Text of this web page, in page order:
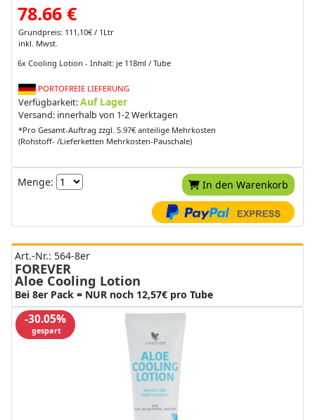
78.66 €
Grundpreis: 111,10€ / 1Ltr
inkl. Mwst.
6x Cooling Lotion - Inhalt: je 118ml / Tube
PORTOFREIE LIEFERUNG
Verfügbarkeit:Auf Lager
Versand: innerhalb von 1-2 Werktagen
*Pro Gesamt-Auftrag zzgl. 5.97€ anteilige Mehrkosten
(Rohstoff- /Lieferketten Mehrkosten-Pauschale)
Menge: In den Warenkorb
Art.-Nr.: 564-8er
FOREVER
Aloe Cooling Lotion
Bei 8er Pack = NUR noch 12,57€ pro Tube
-30.05%
gespart